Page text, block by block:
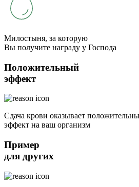
Милостыня, за которую
Вы получите награду у Господа
Положительный
эффект
Сдача крови оказывает
эффект на ваш организм
Пример
для других